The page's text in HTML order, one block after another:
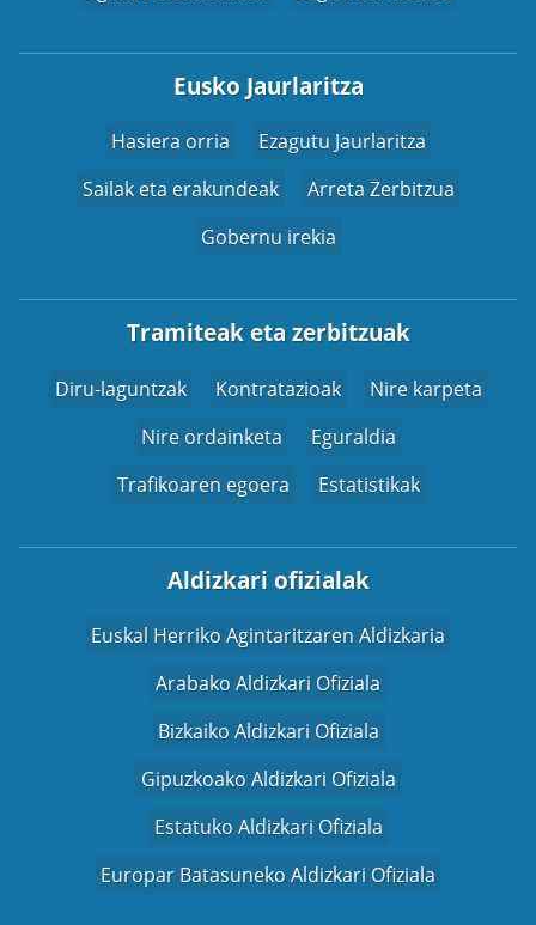
Eusko Jaurlaritza
Hasiera orria
Ezagutu Jaurlaritza
Sailak eta erakundeak
Arreta Zerbitzua
Gobernu irekia
Tramiteak eta zerbitzuak
Diru-laguntzak Kontratazioak
Nire karpeta
Nire ordainketa
Eguraldia
Trafikoaren egoera
Estatistikak
Aldizkari ofizialak
Euskal Herriko Agintaritzaren Aldizkaria
Arabako Aldizkari Ofiziala
Bizkaiko Aldizkari Ofiziala
Gipuzkoako Aldizkari Ofiziala
Estatuko Aldizkari Ofiziala
Europar Batasuneko Aldizkari Ofiziala